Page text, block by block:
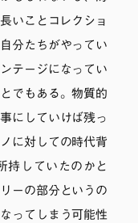
いことコレクショ
分たちがやってい
テージになってい
でもある。物質的
にしていけば残っ
に対しての時代背
持していたのかと
ーの部分というの
ってしまう可能性